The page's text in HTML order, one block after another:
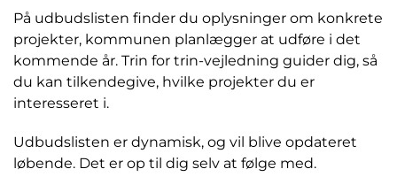
På udbudslisten finder du oplysninger om konkrete
projekter, kommunen planlægger at udføre i det
kommende år. Trin for trin-vejledning guider dig, så
du kan tilkendegive, hvilke projekter du er
interesseret i.
Udbudslisten er dynamisk, og vil blive opdateret
løbende. Det er op til dig selv at følge med.